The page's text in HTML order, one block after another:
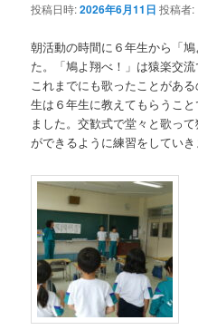
投稿日時:2026年6月11日 投稿者:
朝活動の時間に６年生から「
た。「鳩よ翔べ！」は猿楽交
これまでにも歌ったことがあ
生は６年生に教えてもらうこ
ました。交歓式で堂々と歌っ
ができるように練習をしてい